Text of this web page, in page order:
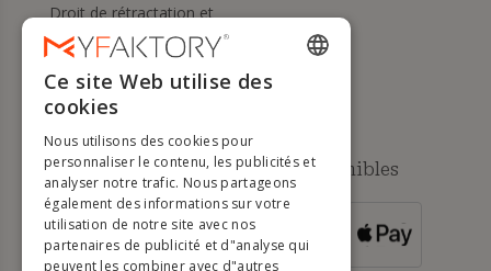
Droit de rétractation et
retours
Aide
Méthodes de paiement disponibles
POUR LES
COMMANDES
SUPÉRIEURES À
ENGLISH
DUTCH
GERMAN
Ce site Web utilise des
cookies
Nous utilisons des cookies pour
personnaliser le contenu, les publicités et
analyser notre trafic. Nous partageons
également des informations sur votre
utilisation de notre site avec nos
partenaires de publicité et d"analyse qui
peuvent les combiner avec d"autres